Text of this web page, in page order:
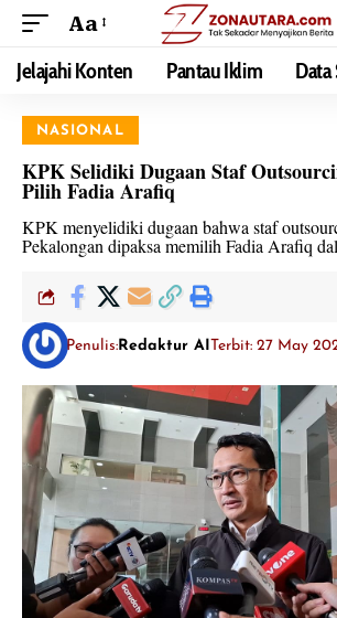
Aa
Jelajahi Konten Pantau Iklim
NASIONAL
KPK Selidiki Dugaan Staf
Pilih Fadia Arafiq
KPK menyelidiki dugaan bahwa staf
Pekalongan dipaksa memilih Fadia Arafiq
Penulis: Redaktur AITerbit: 27 May